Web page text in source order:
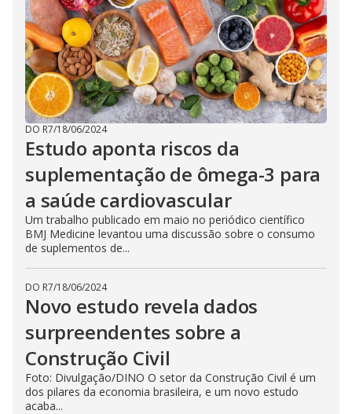
DO R7/18/06/2024
Estudo aponta riscos da
suplementação de ômega-3 para
a saúde cardiovascular
Um trabalho publicado em maio no periódico científico
BMJ Medicine levantou uma discussão sobre o consumo
de suplementos de...
DO R7/18/06/2024
Novo estudo revela dados
surpreendentes sobre a
Construção Civil
Foto: Divulgação/DINO O setor da Construção Civil é um
dos pilares da economia brasileira, e um novo estudo
acaba...